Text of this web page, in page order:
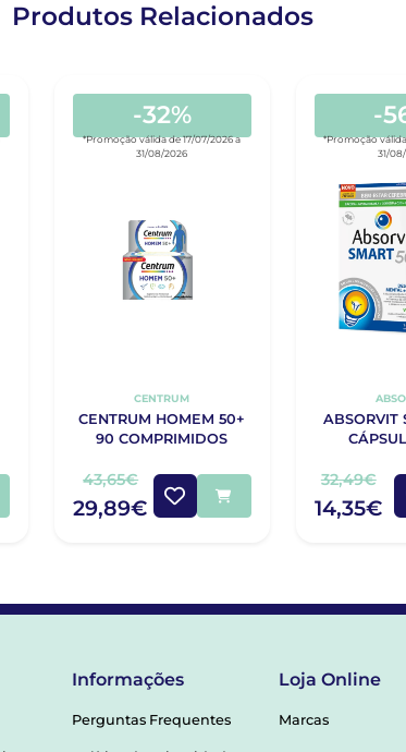
Produtos Relacionados
-32%
*Promoção válida de 17/07/2026 a
31/08/2026
CENTRUM
CENTRUM HOMEM 50+
90 COMPRIMIDOS
43,65€
29,89€
-
*Promoção
31/
ABSORVIT
32,49€
14,35€
Informações
Perguntas Frequentes
Loja Online
Marcas